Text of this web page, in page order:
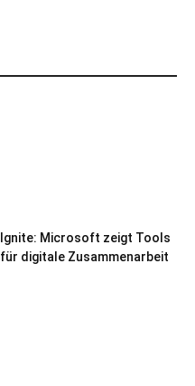
Ignite: Microsoft zeigt Tools
für digitale Zusammenarbeit